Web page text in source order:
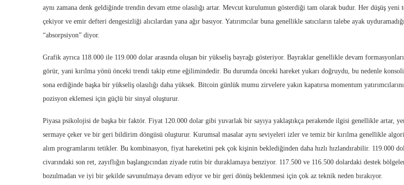
aynı zamana denk geldiğinde trendin devam etme olasılığı artar. Mevcut kurulumun gösterdiği tam olarak budur. Her düşüş yeni
çekiyor ve emir defteri dengesizliği alıcılardan yana ağır basıyor. Yatırımcılar buna genellikle satıcıların talebe ayak
“absorpsiyon” diyor.
Grafik ayrıca 118.000 ile 119.000 dolar arasında oluşan bir yükseliş bayrağı gösteriyor. Bayraklar genellikle devam
görür, yani kırılma yönü önceki trendi takip etme eğilimindedir. Bu durumda önceki hareket yukarı doğruydu, bu nedenle
sona erdiğinde başka bir yükseliş olasılığı daha yüksek. Bitcoin günlük mumu zirvelere yakın kapatırsa momentum
pozisyon eklemesi için güçlü bir sinyal oluşturur.
Piyasa psikolojisi de başka bir faktör. Fiyat 120.000 dolar gibi yuvarlak bir sayıya yaklaştıkça perakende ilgisi genellikle artar,
sermaye çeker ve bir geri bildirim döngüsü oluşturur. Kurumsal masalar aynı seviyeleri izler ve temiz bir kırılma genellikle
alım programlarını tetikler. Bu kombinasyon, fiyat hareketini pek çok kişinin beklediğinden daha hızlı hızlandırabilir. 119.000
civarındaki son ret, zayıflığın başlangıcından ziyade rutin bir duraklamaya benziyor. 117.500 ve 116.500 dolardaki destek
bozulmadan ve iyi bir şekilde savunulmaya devam ediyor ve bir geri dönüş beklenmesi için çok az teknik neden bırakıyor.